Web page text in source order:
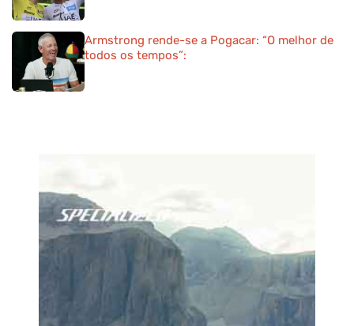
Armstrong rende-se a Pogacar: “O melhor de
todos os tempos”: